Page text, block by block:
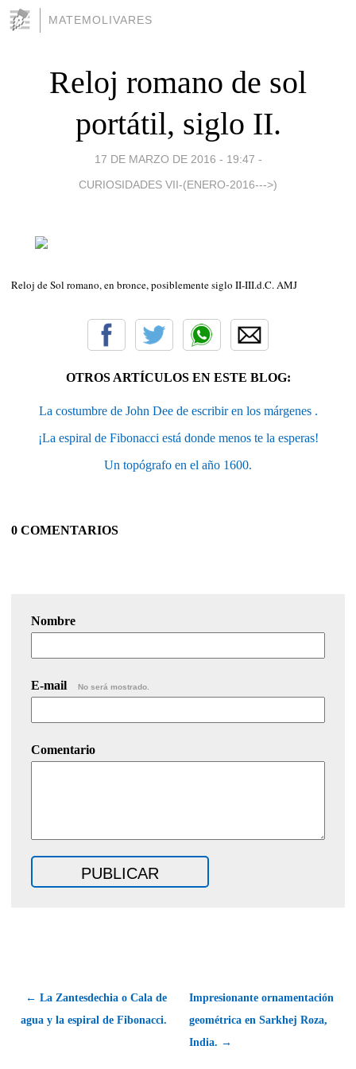
MATEMOLIVARES
Reloj romano de sol
portátil, siglo II.
17 DE MARZO DE 2016 - 19:47 -
CURIOSIDADES VII-(ENERO-2016--->)
Reloj de Sol romano, en bronce, posiblemente siglo II-III.d.C. AMJ
OTROS ARTÍCULOS EN ESTE BLOG:
La costumbre de John Dee de escribir en los márgenes .
¡La espiral de Fibonacci está donde menos te la esperas!
Un topógrafo en el año 1600.
0 COMENTARIOS
Nombre
E-mail No será mostrado.
Comentario
← La Zantesdechia o Cala de
agua y la espiral de Fibonacci.
Impresionante ornamentación
geométrica en Sarkhej Roza,
India. →